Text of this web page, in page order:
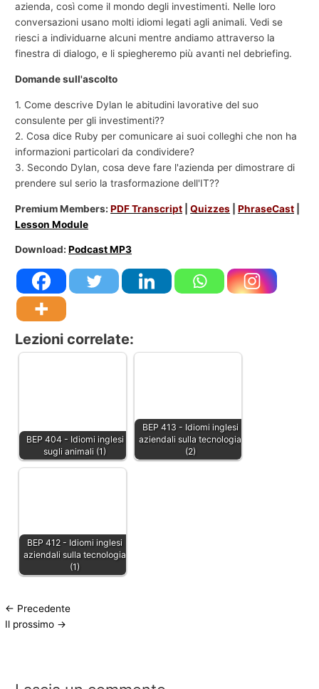
azienda, così come il mondo degli investimenti. Nelle loro
conversazioni usano molti idiomi legati agli animali. Vedi se
riesci a individuarne alcuni mentre andiamo attraverso la
finestra di dialogo, e li spiegheremo più avanti nel debriefing.
Domande sull'ascolto
1. Come descrive Dylan le abitudini lavorative del suo
consulente per gli investimenti??
2. Cosa dice Ruby per comunicare ai suoi colleghi che non ha
informazioni particolari da condividere?
3. Secondo Dylan, cosa deve fare l'azienda per dimostrare di
prendere sul serio la trasformazione dell'IT??
Premium Members:PDF Transcript |Quizzes |PhraseCast
Lesson Module
Download:Podcast MP3
Lezioni correlate:
BEP 404 - Idiomi inglesi
sugli animali (1)
BEP 413 - Idiomi inglesi
aziendali sulla tecnologia
(2)
BEP 412 - Idiomi inglesi
aziendali sulla tecnologia
(1)
← Precedente
Il prossimo →